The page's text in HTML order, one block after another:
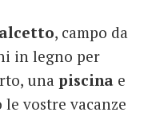
, campo da
in legno per
una piscina e
vostre vacanze